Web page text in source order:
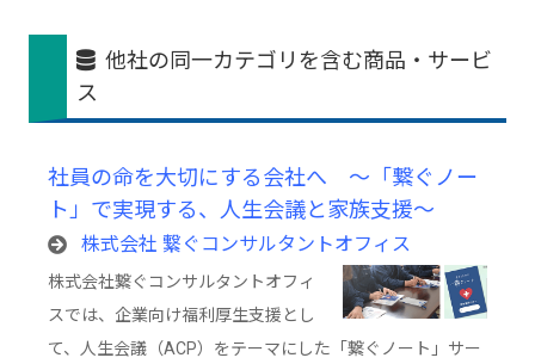
他社の同一カテゴリを含む商品・サービ
ス
社員の命を大切にする会社へ ～「繋ぐノー
ト」で実現する、人生会議と家族支援～
株式会社 繋ぐコンサルタントオフィス
株式会社繋ぐコンサルタントオフィ
スでは、企業向け福利厚生支援とし
て、人生会議（ACP）をテーマにした「繋ぐノート」サー